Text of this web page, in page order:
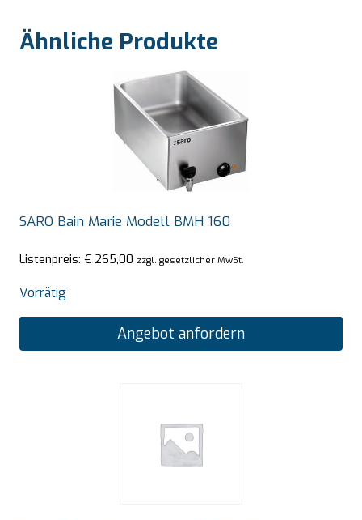
Ähnliche Produkte
SARO Bain Marie Modell BMH 160
Listenpreis: € 265,00 zzgl. gesetzlicher MwSt.
Vorrätig
Angebot anfordern